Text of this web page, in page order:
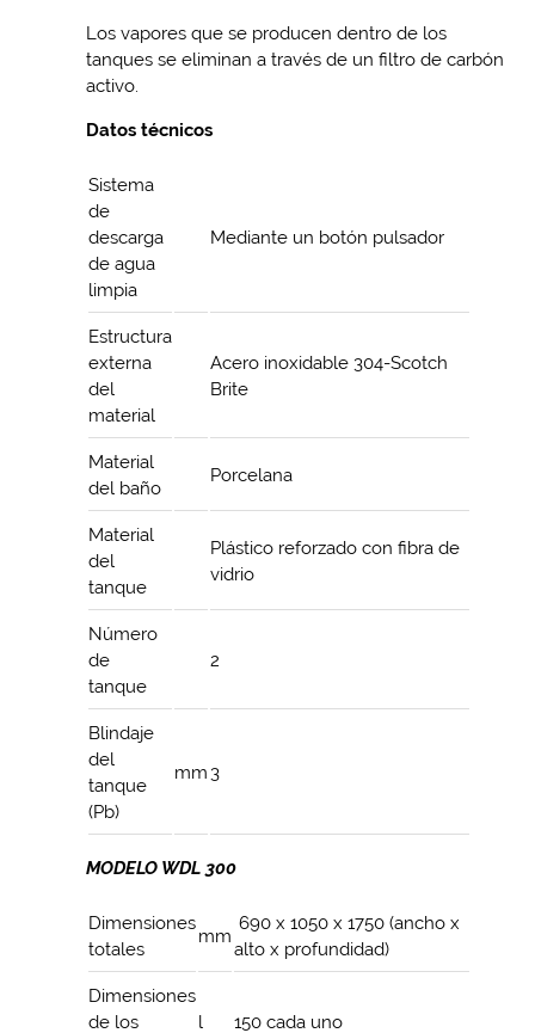
Los vapores que se producen dentro de los
tanques se eliminan a través de un filtro de carbón
activo.
Datos técnicos
Sistema
de
descarga
de agua
limpia
Mediante un botón pulsador
Estructura
externa
del
material
Acero inoxidable 304-Scotch
Brite
Material
del baño
Porcelana
Material
del
tanque
Plástico reforzado con fibra de
vidrio
Número
de
tanque
2
Blindaje
del
tanque
(Pb)
mm 3
MODELO WDL 300
Dimensiones
totales
mm
690 x 1050 x 1750 (ancho x
alto x profundidad)
Dimensiones
de los
l 150 cada uno